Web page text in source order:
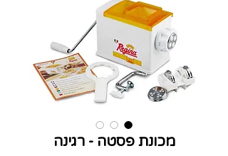
מכונת פסטה - רגינה